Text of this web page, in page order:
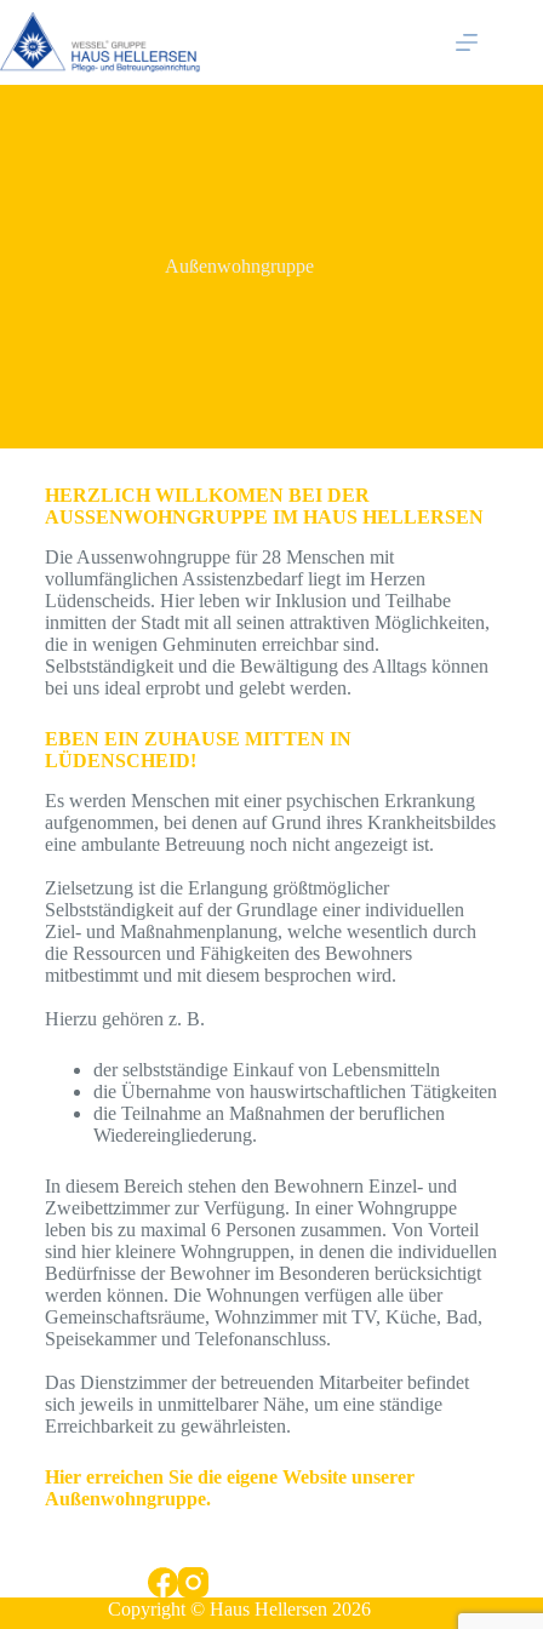
Außenwohngruppe
HERZLICH WILLKOMEN BEI DER
AUSSENWOHNGRUPPE IM HAUS HELLERSEN
Die Aussenwohngruppe für 28 Menschen mit
vollumfänglichen Assistenzbedarf liegt im Herzen
Lüdenscheids. Hier leben wir Inklusion und Teilhabe
inmitten der Stadt mit all seinen attraktiven Möglichkeiten,
die in wenigen Gehminuten erreichbar sind.
Selbstständigkeit und die Bewältigung des Alltags können
bei uns ideal erprobt und gelebt werden.
EBEN EIN ZUHAUSE MITTEN IN
LÜDENSCHEID!
Es werden Menschen mit einer psychischen Erkrankung
aufgenommen, bei denen auf Grund ihres Krankheitsbildes
eine ambulante Betreuung noch nicht angezeigt ist.
Zielsetzung ist die Erlangung größtmöglicher
Selbstständigkeit auf der Grundlage einer individuellen
Ziel- und Maßnahmenplanung, welche wesentlich durch
die Ressourcen und Fähigkeiten des Bewohners
mitbestimmt und mit diesem besprochen wird.
Hierzu gehören z. B.
der selbstständige Einkauf von Lebensmitteln
die Übernahme von hauswirtschaftlichen Tätigkeiten
die Teilnahme an Maßnahmen der beruflichen
Wiedereingliederung.
In diesem Bereich stehen den Bewohnern Einzel- und
Zweibettzimmer zur Verfügung. In einer Wohngruppe
leben bis zu maximal 6 Personen zusammen. Von Vorteil
sind hier kleinere Wohngruppen, in denen die individuellen
Bedürfnisse der Bewohner im Besonderen berücksichtigt
werden können. Die Wohnungen verfügen alle über
Gemeinschaftsräume, Wohnzimmer mit TV, Küche, Bad,
Speisekammer und Telefonanschluss.
Das Dienstzimmer der betreuenden Mitarbeiter befindet
sich jeweils in unmittelbarer Nähe, um eine ständige
Erreichbarkeit zu gewährleisten.
Hier erreichen Sie die eigene Website unserer
Außenwohngruppe.
Copyright © Haus Hellersen 2026